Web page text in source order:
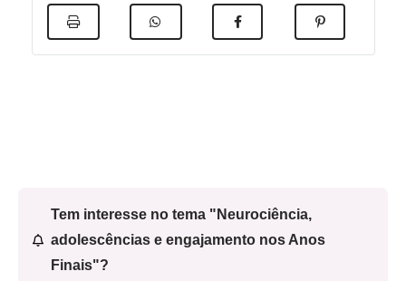
Tem interesse no tema "Neurociência,
adolescências e engajamento nos Anos
Finais"?